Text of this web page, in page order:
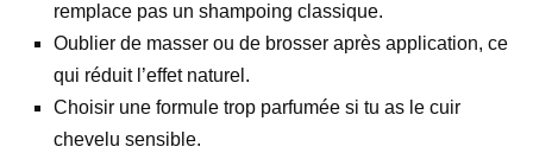
remplace pas un shampoing classique.
Oublier de masser ou de brosser après application, ce
qui réduit l’effet naturel.
Choisir une formule trop parfumée si tu as le cuir
chevelu sensible.